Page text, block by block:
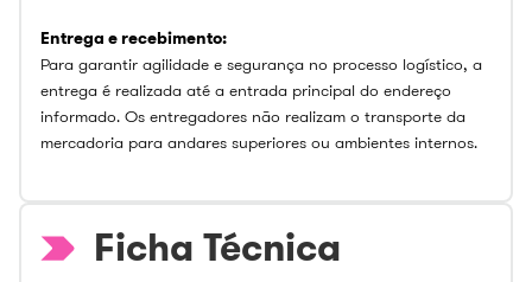
Entrega e recebimento:
Para garantir agilidade e segurança no processo logístico, a
entrega é realizada até a entrada principal do endereço
informado. Os entregadores não realizam o transporte da
mercadoria para andares superiores ou ambientes internos.
Ficha Técnica